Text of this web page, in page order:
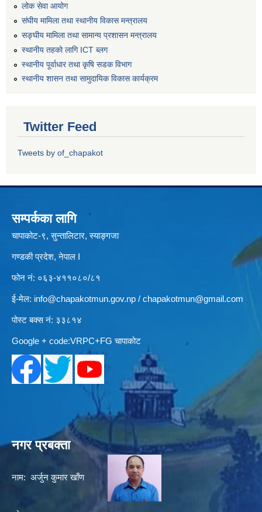
लोक सेवा आयोग
संघीय मामिला तथा स्थानीय विकास मन्त्रालय
सङ्घीय मामिला तथा सामान्य प्रशासन मन्त्रालय
स्थानीय तहको लागि ICT ब्लग
स्थानीय पूर्वाधार तथा कृषि सडक विभाग
स्थानीय शासन तथा सामुदायिक विकास कार्यक्रम
Twitter Feed
Tweets by of_chapakot
सम्पर्कका लागि
चापाकोट-९, सुन्तालिटार, स्याङ्गजा
गण्डकी प्रदेश, नेपाल I
फोन नं: ०६३-४११०८०/८१
ई-मेल: info@chapakotmun.gov.np / chapakotmun@gmail.com
पोस्ट बक्स नं: ३३८१४
Google + code:VRPC+FG चापाकोट
नगर प्रबक्ता
नाम: अर्जुन कुमार खाँण